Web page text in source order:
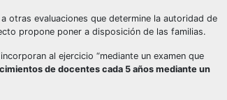
otras evaluaciones que determine la autoridad de
propone poner a disposición de las familias.
al ejercicio “mediante un examen que
de docentes cada 5 años mediante un